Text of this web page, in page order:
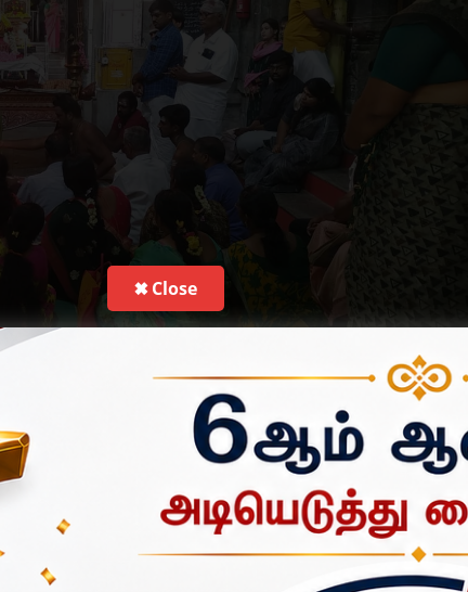
திருவிழா விக்னேஸ்வர பூஜையுடன் தொடங்கியது.
கந்த சஷ்டி லட்சார்ச்சனை திருவிழா இன்று காலை தொடங்கியது.
மற்றும் வழிபாடுகள் நடைபெற்றது.
பூஜை உள்ளிட்ட பல்வேறு சிறப்பு பூஜைகள் நடைபெற்றது.
கொண்டு செல்லப்பட்டு சாமிக்கு சிறப்பு அபிஷேக ஆராதனை
✖ Close